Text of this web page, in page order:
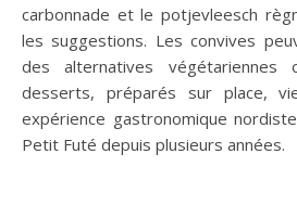
carbonnade et le potjevleesch
les suggestions. Les convives
des alternatives végétariennes
desserts, préparés sur place,
expérience gastronomique
Petit Futé depuis plusieurs années.